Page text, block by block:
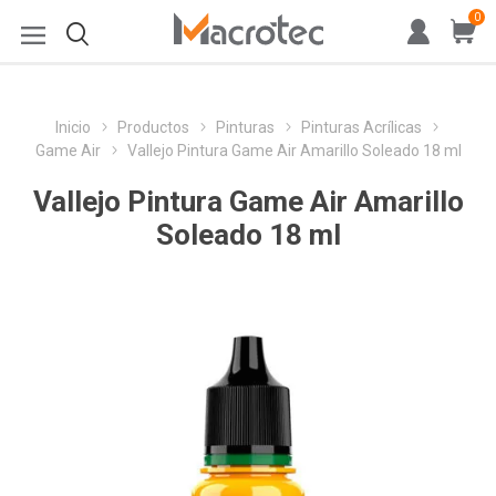
0
Inicio Productos Pinturas
Pinturas Acrílicas
Game Air
Vallejo Pintura Game Air Amarillo Soleado 18 ml
Vallejo Pintura Game Air Amarillo
Soleado 18 ml